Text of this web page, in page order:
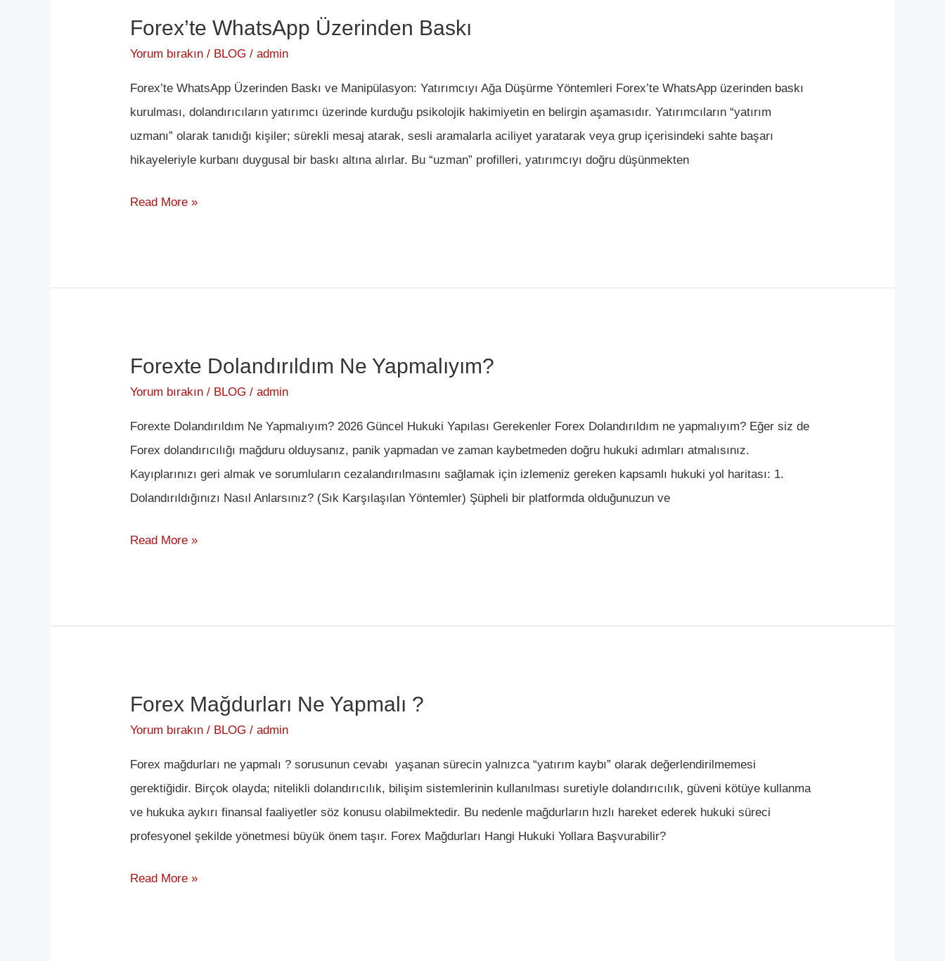
Forex’te WhatsApp Üzerinden Baskı
Yorum bırakın / BLOG /admin
Forex’te WhatsApp Üzerinden Baskı ve Manipülasyon: Yatırımcıyı Ağa Düşürme Yöntemleri Forex’te WhatsApp üzerinden baskı
kurulması, dolandırıcıların yatırımcı üzerinde kurduğu psikolojik hakimiyetin en belirgin aşamasıdır. Yatırımcıların “yatırım
uzmanı” olarak tanıdığı kişiler; sürekli mesaj atarak, sesli aramalarla aciliyet yaratarak veya grup içerisindeki sahte başarı
hikayeleriyle kurbanı duygusal bir baskı altına alırlar. Bu “uzman” profilleri, yatırımcıyı doğru düşünmekten
Forex’te
WhatsApp
Baskı
Read More »
Forexte Dolandırıldım Ne Yapmalıyım?
Yorum bırakın / BLOG /admin
Forexte Dolandırıldım Ne Yapmalıyım? 2026 Güncel Hukuki Yapılası Gerekenler Forex Dolandırıldım ne yapmalıyım? Eğer siz de
Forex dolandırıcılığı mağduru olduysanız, panik yapmadan ve zaman kaybetmeden doğru hukuki adımları atmalısınız.
Kayıplarınızı geri almak ve sorumluların cezalandırılmasını sağlamak için izlemeniz gereken kapsamlı hukuki yol haritası: 1.
Dolandırıldığınızı Nasıl Anlarsınız? (Sık Karşılaşılan Yöntemler) Şüpheli bir platformda olduğunuzun ve
Forexte
Dolandırıldım
Yapmalıyım?
Read More »
Forex Mağdurları Ne Yapmalı ?
Yorum bırakın / BLOG /admin
Forex mağdurları ne yapmalı ? sorusunun cevabı yaşanan sürecin yalnızca “yatırım kaybı” olarak değerlendirilmemesi
gerektiğidir. Birçok olayda; nitelikli dolandırıcılık, bilişim sistemlerinin kullanılması suretiyle dolandırıcılık, güveni kötüye kullanma
ve hukuka aykırı finansal faaliyetler söz konusu olabilmektedir. Bu nedenle mağdurların hızlı hareket ederek hukuki süreci
profesyonel şekilde yönetmesi büyük önem taşır. Forex Mağdurları Hangi Hukuki Yollara Başvurabilir?
Forex
Mağdurları
Yapmalı
?
Read More »